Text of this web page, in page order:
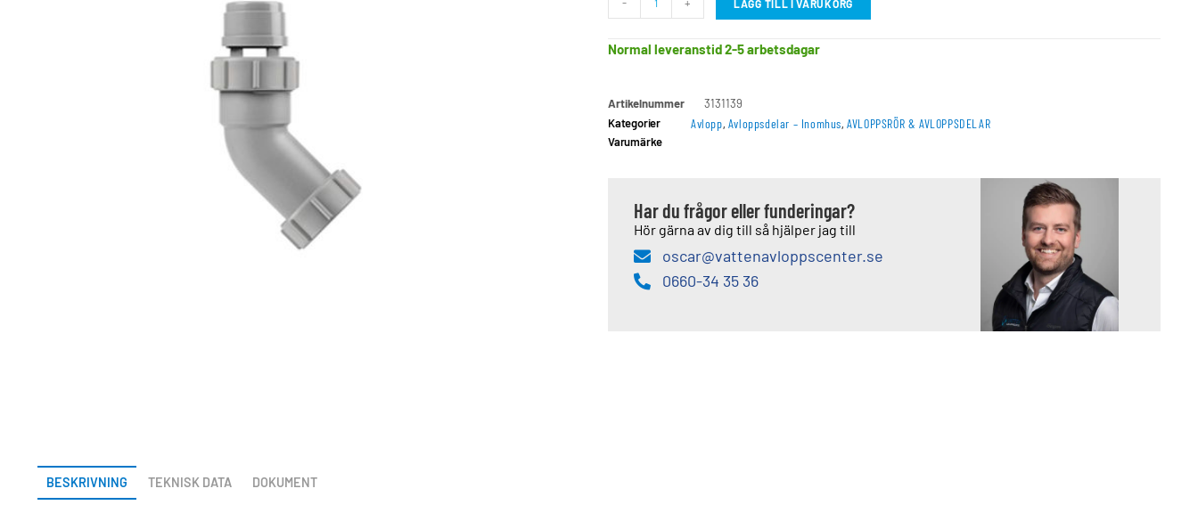
LÄGG TILL I VARUKORG
Normal leveranstid 2-5 arbetsdagar
Artikelnummer
3131139
Kategorier
Avlopp, Avloppsdelar – Inomhus,AVLOPPSRÖR & AVLOPPSDELAR
Varumärke
Har du frågor eller funderingar?
Hör gärna av dig till så hjälper jag till
oscar@vattenavloppscenter.se
0660-34 35 36
BESKRIVNING TEKNISK DATA DOKUMENT